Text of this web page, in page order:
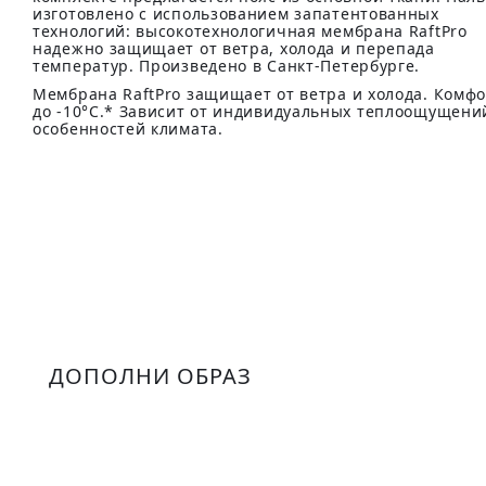
изготовлено с использованием запатентованных
технологий: высокотехнологичная мембрана RaftPro
надежно защищает от ветра, холода и перепада
температур. Произведено в Санкт-Петербурге.
Мембрана RaftPro защищает от ветра и холода.
до -10°C.* Зависит от индивидуальных
особенностей климата.
ДОПОЛНИ ОБРАЗ